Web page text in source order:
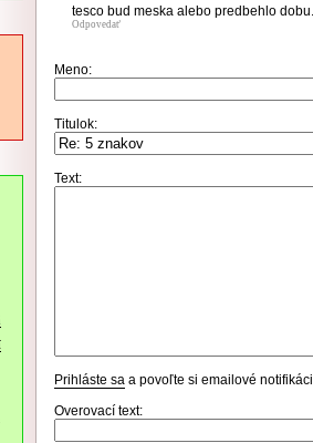
tesco bud meska alebo predbehlo
Odpovedať
Meno:
Titulok:
Text:
Prihláste sa a povoľte si emailové
Overovací text: